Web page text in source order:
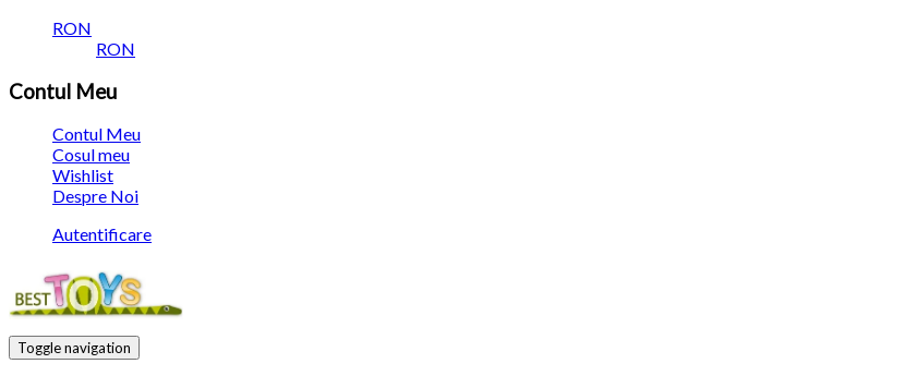
RON
RON
Contul Meu
Contul Meu
Cosul meu
Wishlist
Despre Noi
Autentificare
Toggle navigation